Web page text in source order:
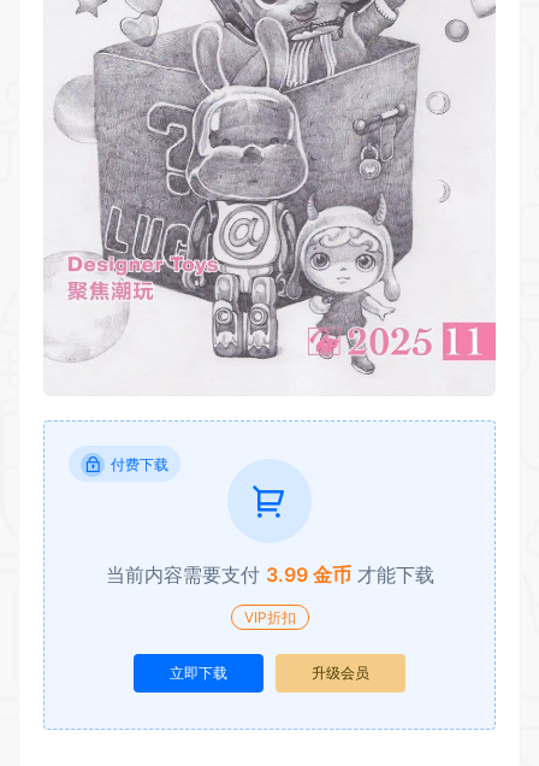
付费下载
当前内容需要支付 3.99 金币 才能下载
VIP折扣
立即下载 升级会员